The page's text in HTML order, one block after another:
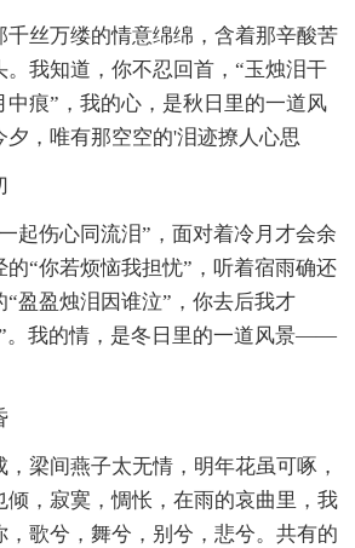
千丝万缕的情意绵绵，含着那辛酸苦
我知道，你不忍回首，“玉烛泪干
中痕”，我的心，是秋日里的一道风
，唯有那空空的'泪迹撩人心思
起伤心同流泪”，面对着冷月才会余
“你若烦恼我担忧”，听着宿雨确还
盈盈烛泪因谁泣”，你去后我才
。我的情，是冬日里的一道风景——
梁间燕子太无情，明年花虽可啄，
倾，寂寞，惆怅，在雨的哀曲里，我
，歌兮，舞兮，别兮，悲兮。共有的